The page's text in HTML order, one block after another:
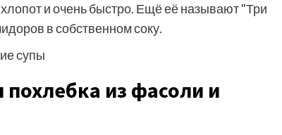
хлопот и очень быстро. Ещё её называют "Три
в собственном соку.
супы
из фасоли и